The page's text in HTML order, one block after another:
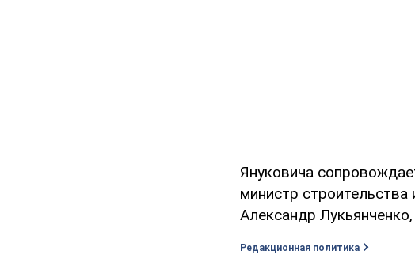
Януковича
министр
Александр
Редакционная политика